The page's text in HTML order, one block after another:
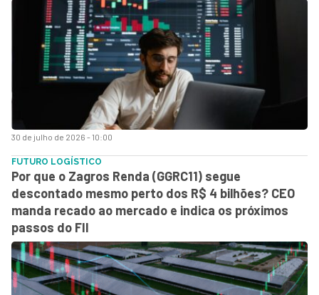
30 de julho de 2026 - 10:00
FUTURO LOGÍSTICO
Por que o Zagros Renda (GGRC11) segue
descontado mesmo perto dos R$ 4 bilhões? CEO
manda recado ao mercado e indica os próximos
passos do FII